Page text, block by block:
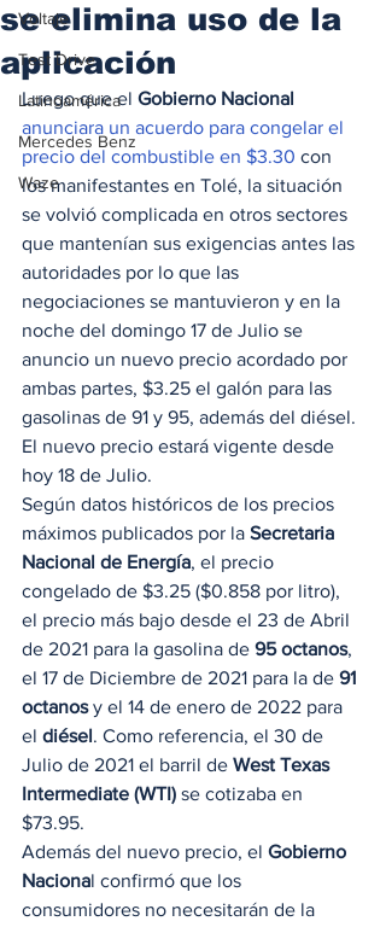
Voltaje
Test Drive
Latinoamérica
Mercedes Benz
Waze
se elimina uso de la
aplicación
Luego que el Gobierno Nacional
anunciara un acuerdo para congelar el
precio del combustible en $3.30 con
los manifestantes en Tolé, la situación
se volvió complicada en otros sectores
que mantenían sus exigencias antes las
autoridades por lo que las
negociaciones se mantuvieron y en la
noche del domingo 17 de Julio se
anuncio un nuevo precio acordado por
ambas partes, $3.25 el galón para las
gasolinas de 91 y 95, además del diésel.
El nuevo precio estará vigente desde
hoy 18 de Julio.
Según datos históricos de los precios
máximos publicados por la Secretaria
Nacional de Energía, el precio
congelado de $3.25 ($0.858 por litro),
el precio más bajo desde el 23 de Abril
de 2021 para la gasolina de 95 octanos,
el 17 de Diciembre de 2021 para la de 91
octanos y el 14 de enero de 2022 para
el diésel. Como referencia, el 30 de
Julio de 2021 el barril de West Texas
Intermediate (WTI) se cotizaba en
$73.95.
Además del nuevo precio, el Gobierno
Nacional confirmó que los
consumidores no necesitarán de la